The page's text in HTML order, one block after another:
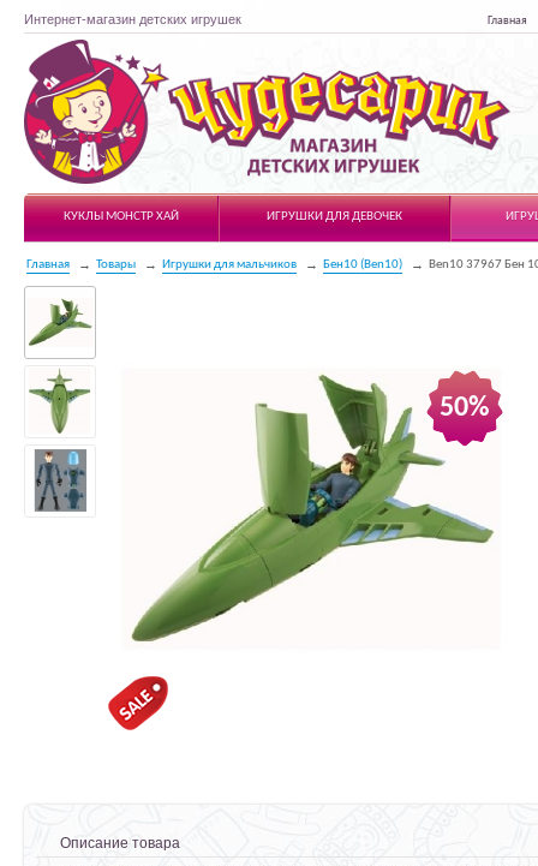
Интернет-магазин детских игрушек Главная
Чудесарик
КУКЛЫ МОНСТР ХАЙ
ИГРУШКИ ДЛЯ ДЕВОЧЕК
Главная Товары Игрушки для мальчиков Бен10 (Ben10) Ben10 37967 Бен
50%
Описание товара